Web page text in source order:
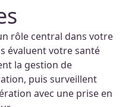
rôle central dans votre
évaluent votre santé
la gestion de
puis surveillent
avec une prise en